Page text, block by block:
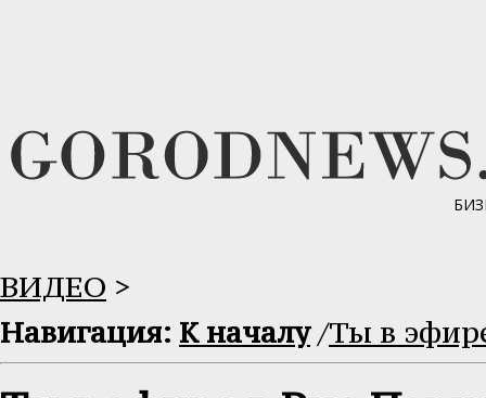
ВИДЕО >
Навигация: К началу/Ты в